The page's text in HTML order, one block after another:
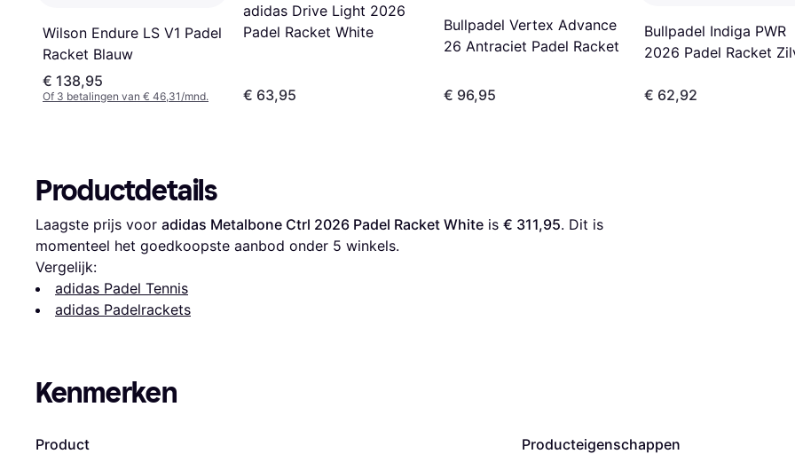
Wilson Endure LS V1 Padel
Racket Blauw
€ 138,95
Of 3 betalingen van € 46,31/mnd.
adidas Drive Light 2026
Padel Racket White
€ 63,95
Bullpadel Vertex Advance
26 Antraciet Padel Racket
€ 96,95
Bullpadel Indiga PWR
2026 Padel Racket
€ 62,92
Productdetails
Laagste prijs voor adidas Metalbone Ctrl 2026 Padel Racket White is € 311,95. Dit is
momenteel het goedkoopste aanbod onder 5 winkels.
Vergelijk:
adidas Padel Tennis
adidas Padelrackets
Kenmerken
Product Producteigenschappen